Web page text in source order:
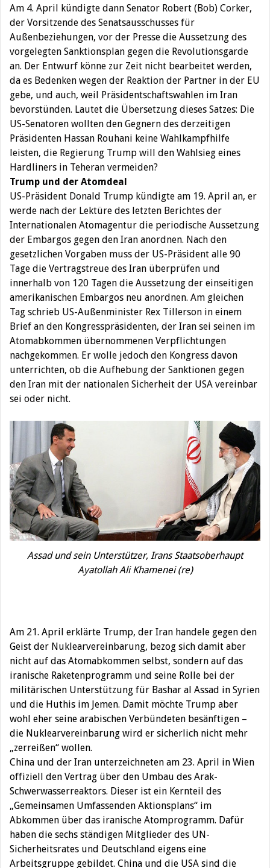
Am 4. April kündigte dann Senator Robert (Bob) Corker,
der Vorsitzende des Senatsausschusses für
Außenbeziehungen, vor der Presse die Aussetzung des
vorgelegten Sanktionsplan gegen die Revolutionsgarde
an. Der Entwurf könne zur Zeit nicht bearbeitet werden,
da es Bedenken wegen der Reaktion der Partner in der EU
gebe, und auch, weil Präsidentschaftswahlen im Iran
bevorstünden. Lautet die Übersetzung dieses Satzes: Die
US-Senatoren wollten den Gegnern des derzeitigen
Präsidenten Hassan Rouhani keine Wahlkampfhilfe
leisten, die Regierung Trump will den Wahlsieg eines
Hardliners in Teheran vermeiden?
Trump und der Atomdeal
US-Präsident Donald Trump kündigte am 19. April an, er
werde nach der Lektüre des letzten Berichtes der
Internationalen Atomagentur die periodische Aussetzung
der Embargos gegen den Iran anordnen. Nach den
gesetzlichen Vorgaben muss der US-Präsident alle 90
Tage die Vertragstreue des Iran überprüfen und
innerhalb von 120 Tagen die Aussetzung der einseitigen
amerikanischen Embargos neu anordnen. Am gleichen
Tag schrieb US-Außenminister Rex Tillerson in einem
Brief an den Kongresspräsidenten, der Iran sei seinen im
Atomabkommen übernommenen Verpflichtungen
nachgekommen. Er wolle jedoch den Kongress davon
unterrichten, ob die Aufhebung der Sanktionen gegen
den Iran mit der nationalen Sicherheit der USA vereinbar
sei oder nicht.
Assad und sein Unterstützer, Irans Staatsoberhaupt
Ayatollah Ali Khamenei (re)
Am 21. April erklärte Trump, der Iran handele gegen den
Geist der Nuklearvereinbarung, bezog sich damit aber
nicht auf das Atomabkommen selbst, sondern auf das
iranische Raketenprogramm und seine Rolle bei der
militärischen Unterstützung für Bashar al Assad in Syrien
und die Huthis im Jemen. Damit möchte Trump aber
wohl eher seine arabischen Verbündeten besänftigen –
die Nuklearvereinbarung wird er sicherlich nicht mehr
„zerreißen“ wollen.
China und der Iran unterzeichneten am 23. April in Wien
offiziell den Vertrag über den Umbau des Arak-
Schwerwasserreaktors. Dieser ist ein Kernteil des
„Gemeinsamen Umfassenden Aktionsplans“ im
Abkommen über das iranische Atomprogramm. Dafür
haben die sechs ständigen Mitglieder des UN-
Sicherheitsrates und Deutschland eigens eine
Arbeitsgruppe gebildet. China und die USA sind die